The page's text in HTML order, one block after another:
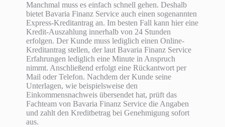
Manchmal muss es einfach schnell gehen. Deshalb
bietet Bavaria Finanz Service auch einen sogenannten
Express-Kreditantrag an. Im besten Fall kann hier eine
Kredit-Auszahlung innerhalb von 24 Stunden
erfolgen. Der Kunde muss lediglich einen Online-
Kreditantrag stellen, der laut Bavaria Finanz Service
Erfahrungen lediglich eine Minute in Anspruch
nimmt. Anschließend erfolgt eine Rückantwort per
Mail oder Telefon. Nachdem der Kunde seine
Unterlagen, wie beispielsweise den
Einkommensnachweis übersendet hat, prüft das
Fachteam von Bavaria Finanz Service die Angaben
und zahlt den Kreditbetrag bei Genehmigung sofort
aus.